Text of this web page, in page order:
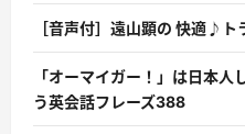
［音声付］遠山顕の 快適♪ト
「オーマイガー！」は日本
う英会話フレーズ388